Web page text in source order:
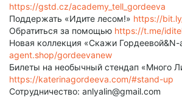
https://gstd.cz/academy_tell_gordeeva
Поддержать «Идите лесом!» https://
Обратиться за помощью https://t.me/
Новая коллекция «Скажи Гордеевой&N-
agent.shop/gordeevanew
Билеты на необычный стендап «Много
https://katerinagordeeva.com/#stand-up
Сотрудничество: anlyalin@gmail.com